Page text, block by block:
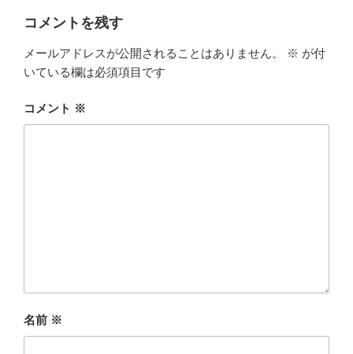
コメントを残す
メールアドレスが公開されることはありません。 ※ が付
いている欄は必須項目です
コメント ※
名前 ※